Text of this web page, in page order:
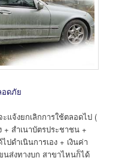
อดภัย
แจ้งยกเลิกการใช้ตลอดไป (
+ สำเนาบัตรประชาชน +
ดำเนินการเอง + เงินค่า
ส่งทางบก สาขาไหนก็ได้